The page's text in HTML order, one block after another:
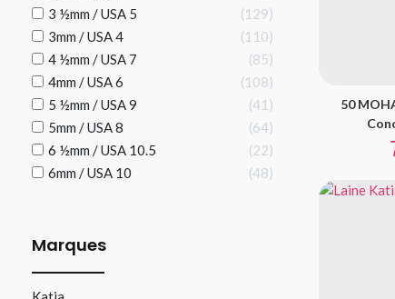
3 ½mm / USA 5
129
3mm / USA 4
110
4 ½mm / USA 7
85
4mm / USA 6
108
5 ½mm / USA 9
41
5mm / USA 8
64
6 ½mm / USA 10.5
22
6mm / USA 10
48
Marques
50